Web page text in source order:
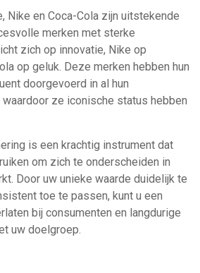
Nike en Coca-Cola zijn uitstekende
merken met sterke
zich op innovatie, Nike op
op geluk. Deze merken hebben hun
doorgevoerd in al hun
ze iconische status hebben
is een krachtig instrument dat
om zich te onderscheiden in
Door uw unieke waarde duidelijk te
toe te passen, kunt u een
bij consumenten en langdurige
uw doelgroep.